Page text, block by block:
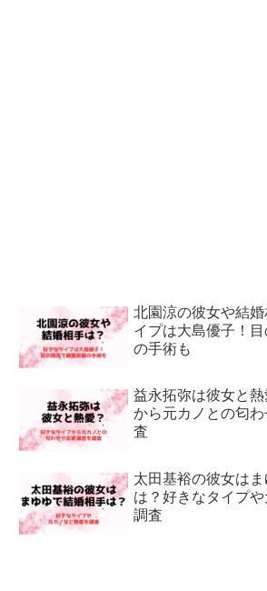
北園涼の彼女や結
イプは大島優子！
の手術も
益永拓弥は彼女と
から元カノとの匂
査
太田基裕の彼女は
は？好きなタイプ
調査